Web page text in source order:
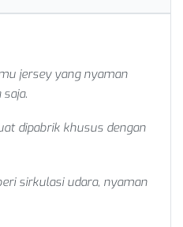
jersey yang nyaman
dipabrik khusus dengan
sirkulasi udara, nyaman